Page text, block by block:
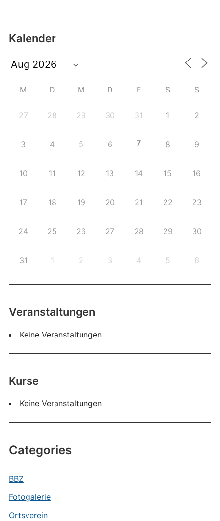
Kalender
M D M D F S S
27 28 29 30 31 1 2
3 4 5 6 7 8 9
10 11 12 13 14 15 16
17 18 19 20 21 22 23
24 25 26 27 28 29 30
31 1 2 3 4 5 6
Veranstaltungen
Keine Veranstaltungen
Kurse
Keine Veranstaltungen
Categories
BBZ
Fotogalerie
Ortsverein